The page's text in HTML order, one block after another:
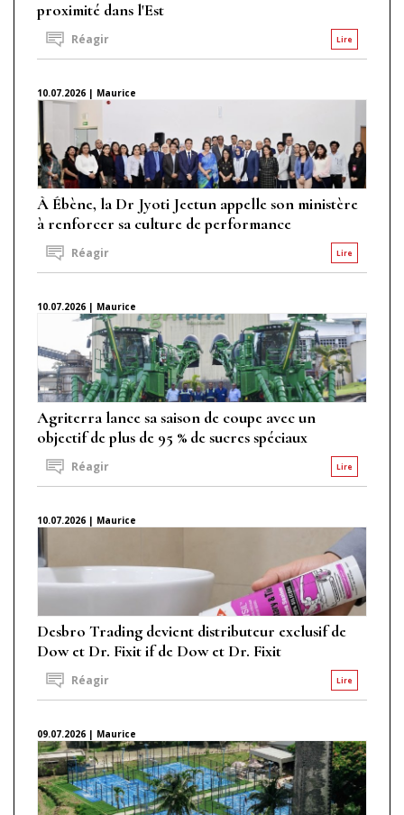
proximité dans l'Est
Lire
Réagir
10.07.2026 | Maurice
À Ébène, la Dr Jyoti Jeetun appelle son ministère
à renforcer sa culture de performance
Lire
Réagir
10.07.2026 | Maurice
Agriterra lance sa saison de coupe avec un
objectif de plus de 95 % de sucres spéciaux
Lire
Réagir
10.07.2026 | Maurice
Desbro Trading devient distributeur exclusif de
Dow et Dr. Fixit if de Dow et Dr. Fixit
Lire
Réagir
09.07.2026 | Maurice